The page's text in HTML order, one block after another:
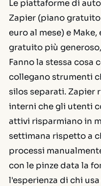
Le piattaforme di
Zapier (piano
euro al mese) e
gratuito più
Fanno la stessa cosa
collegano strumenti
silos separati. Zapier
interni che gli utenti
attivi risparmiano in
settimana rispetto a
processi
con le pinze data la
l'esperienza di chi